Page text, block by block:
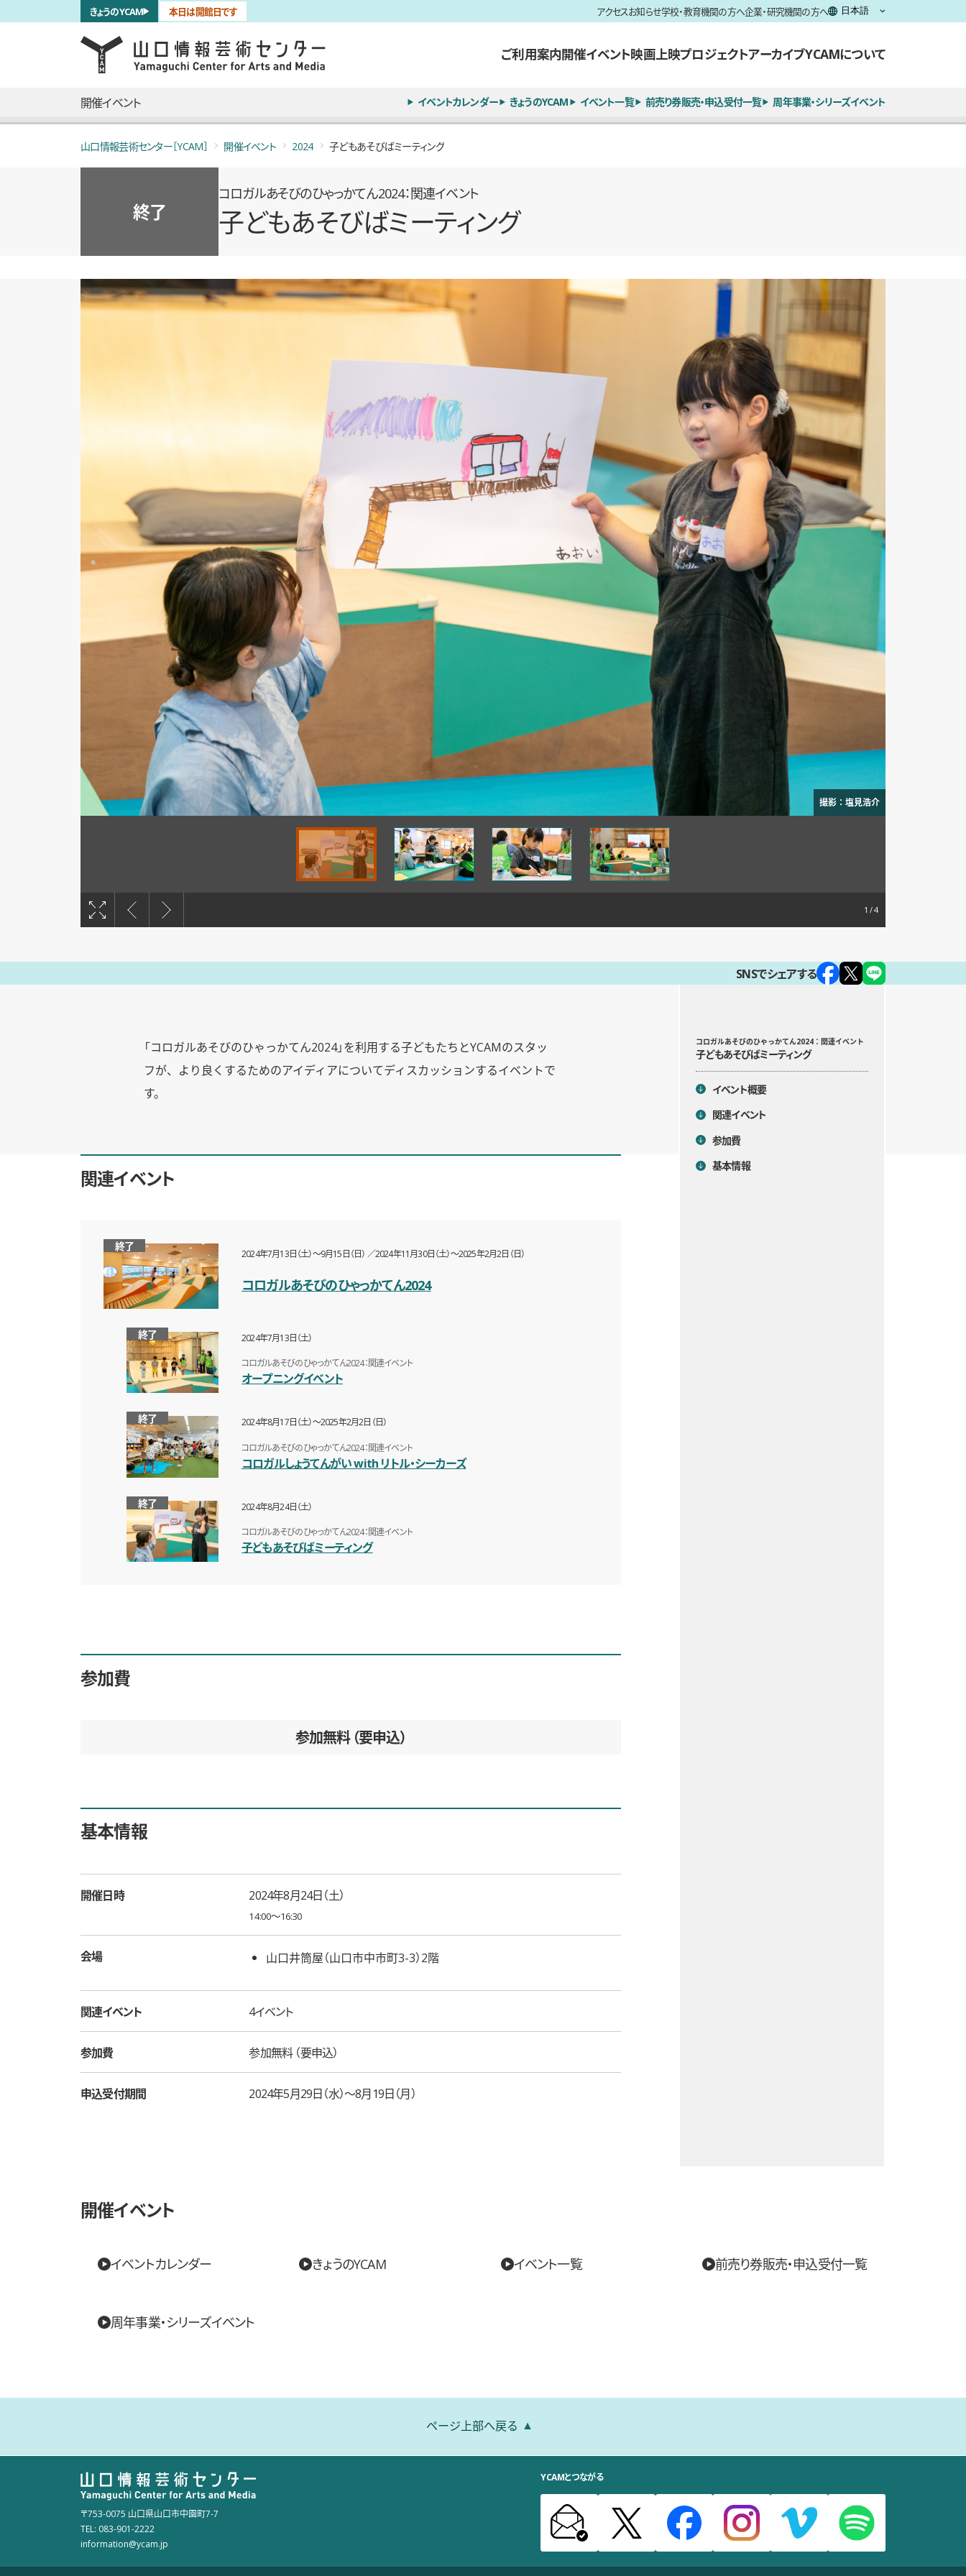
skip to main content 本日は開館日です
きょうのYCAM アクセスお知らせ学校・教育機関の方へ企業・研究機関の方へ
言語を切り替える
メインナビゲーション
ご利用案内開催イベント映画上映プロジェクトアーカイブYCAMについて
開催イベント イベントカレンダー きょうのYCAM イベント一覧 前売り券販売・申込受付一覧 周年事業・シリーズイベント
山口情報芸術センター［YCAM］ 開催イベント 2024 子どもあそびばミーティング
終了
コロガルあそびのひゃっかてん2024：関連イベント
子どもあそびばミーティング
全4枚のうち、1枚目のスライド
撮影：塩見浩介
1
SNSでシェアする
目次
コロガルあそびのひゃっかてん2024：関連イベント
子どもあそびばミーティング
イベント概要
関連イベント
参加費
基本情報
「コロガルあそびのひゃっかてん2024」を利用する子どもたちとYCAMのスタッ
フが、より良くするためのアイディアについてディスカッションするイベントで
す。
関連イベント
2024年7月13日（土）〜9月15日（日） 2024年11月30日（土）〜2025年2月2日（日）
終了
コロガルあそびのひゃっかてん2024
2024年7月13日（土）
終了
コロガルあそびのひゃっかてん2024：関連イベント
オープニングイベント
2024年8月17日（土）〜2025年2月2日（日）
終了
コロガルあそびのひゃっかてん2024：関連イベント
コロガルしょうてんがい with リトル・シーカーズ
2024年8月24日（土）
終了
コロガルあそびのひゃっかてん2024：関連イベント
子どもあそびばミーティング
参加費
参加無料 要申込
基本情報
開催日時 2024年8月24日（土）
14:00〜16:30
会場 山口井筒屋（山口市中市町3-3）2階
関連イベント 4イベント
参加費 参加無料 要申込
申込受付期間 2024年5月29日（水）〜8月19日（月）
開催イベント
イベントカレンダー きょうのYCAM イベント一覧 前売り券販売・申込受付一覧
周年事業・シリーズイベント
ページ上部へ戻る
〒753-0075 山口県山口市中園町7-7
TEL: 083-901-2222
information@ycam.jp
YCAMとつながる